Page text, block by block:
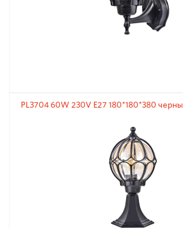
PL3704 60W 230V E27 180*180*380